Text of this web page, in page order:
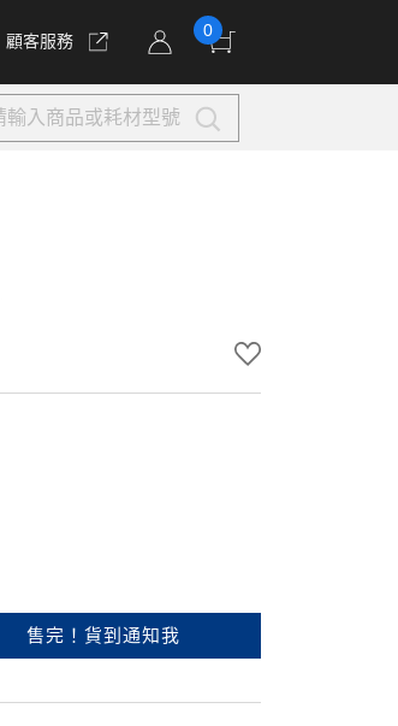
顧客服務
0
售完！貨到通知我